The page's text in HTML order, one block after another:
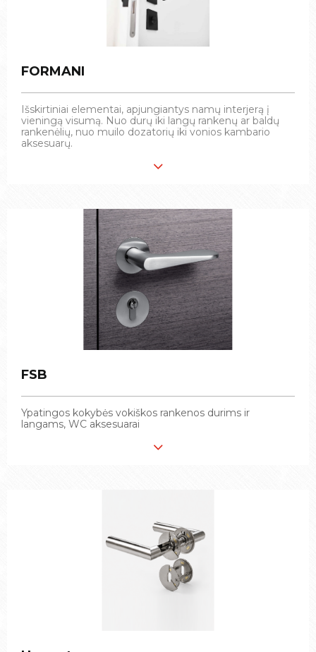
FORMANI
Išskirtiniai elementai, apjungiantys namų interjerą į
vieningą visumą. Nuo durų iki langų rankenų ar baldų
rankenėlių, nuo muilo dozatorių iki vonios kambario
aksesuarų.
FORMANI
Išskirtiniai elementai, apjungiantys namų interjerą į
vieningą visumą. Nuo durų iki langų rankenų ar baldų
rankenėlių, nuo muilo dozatorių iki vonios kambario
aksesuarų.
FSB
Ypatingos kokybės vokiškos rankenos durims ir
langams, WC aksesuarai
FSB
Ypatingos kokybės vokiškos rankenos durims ir
langams, WC aksesuarai